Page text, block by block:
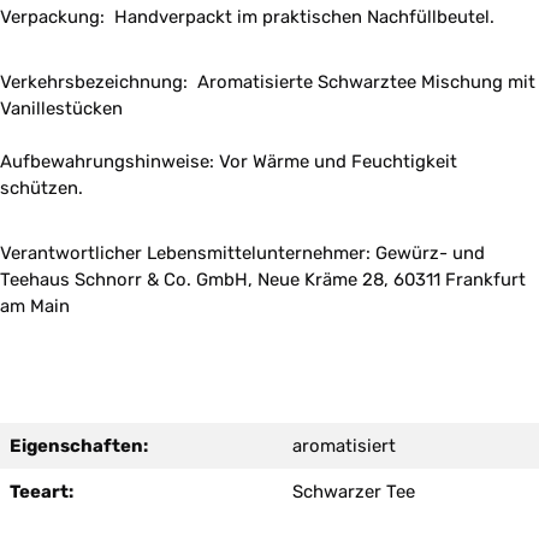
Verpackung: Handverpackt im praktischen Nachfüllbeutel.
Verkehrsbezeichnung: Aromatisierte Schwarztee Mischung mit
Vanillestücken
Aufbewahrungshinweise: Vor Wärme und Feuchtigkeit
schützen.
Verantwortlicher Lebensmittelunternehmer: Gewürz- und
Teehaus Schnorr & Co. GmbH, Neue Kräme 28, 60311 Frankfurt
am Main
Eigenschaften: aromatisiert
Teeart: Schwarzer Tee